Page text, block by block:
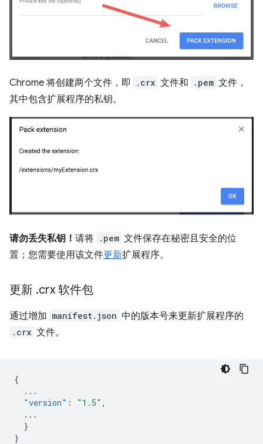
Chrome 将创建两个文件，即 .crx 文件和 .pem 文件，
其中包含扩展程序的私钥。
请勿丢失私钥！ 请将 .pem 文件保存在秘密且安全的位
置；您需要使用该文件更新扩展程序。
更新 .crx 软件包
通过增加 manifest.json 中的版本号来更新扩展程序的
.crx 文件。
{
...
"version" : "1.5" ,
...
}
}